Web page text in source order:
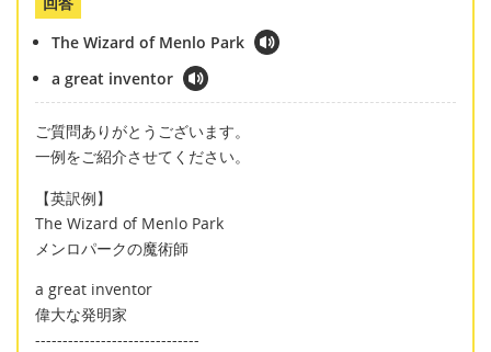
The Wizard of Menlo Park
a great inventor
ご質問ありがとうございます。
一例をご紹介させてください。
【英訳例】
The Wizard of Menlo Park
メンロパークの魔術師
a great inventor
偉大な発明家
------------------------------